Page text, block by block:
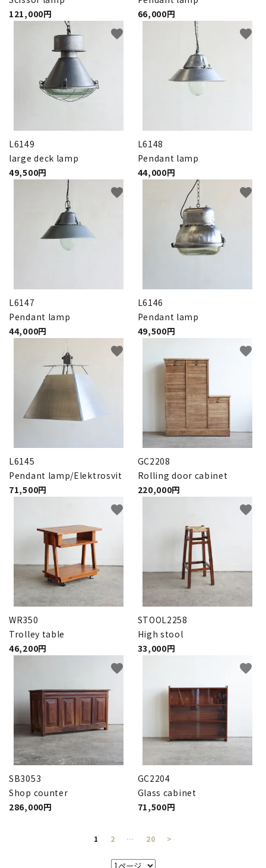
121,000円
66,000円
L6149
large deck lamp
49,500円
favorite
L6148
Pendant lamp
44,000円
favorite
L6147
Pendant lamp
44,000円
favorite
L6146
Pendant lamp
49,500円
favorite
L6145
Pendant lamp/Elektrosvit
71,500円
favorite
GC2208
Rolling door cabinet
220,000円
favorite
WR350
Trolley table
46,200円
favorite
STOOL2258
High stool
33,000円
favorite
SB3053
Shop counter
286,000円
favorite
GC2204
Glass cabinet
71,500円
favorite
1 2 … 20 >